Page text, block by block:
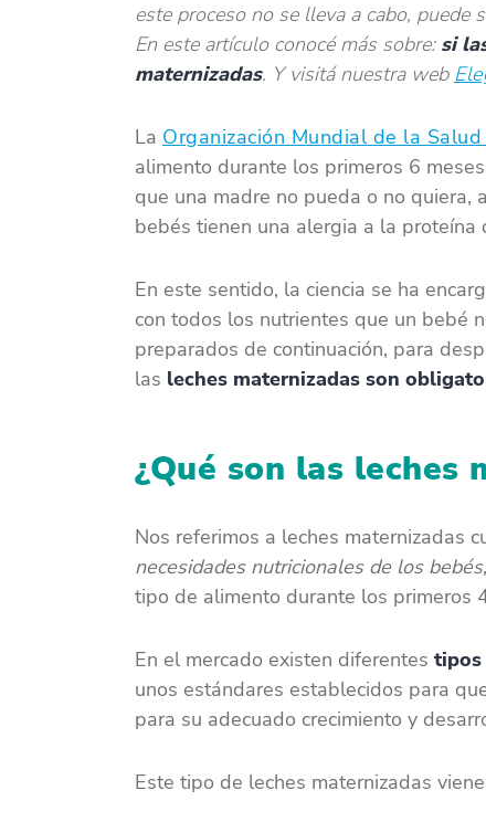
este proceso no se lleva a cabo, puede
En este artículo conocé más sobre: si
maternizadas. Y visitá nuestra web
La Organización Mundial de la Salud
alimento durante los primeros 6
que una madre no pueda o no quiera,
bebés tienen una alergia a la proteína
En este sentido, la ciencia se ha
con todos los nutrientes que un bebé
preparados de continuación, para
las leches maternizadas son
¿Qué son las leches
Nos referimos a leches maternizadas
necesidades nutricionales de los bebés
tipo de alimento durante los primeros
En el mercado existen diferentes tipos
unos estándares establecidos para
para su adecuado crecimiento y
Este tipo de leches maternizadas